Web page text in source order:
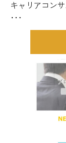
キャリアコン
･･･